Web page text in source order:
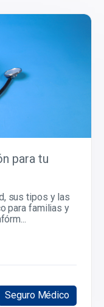
para tu
sus tipos y las
para familias y
Seguro Médico